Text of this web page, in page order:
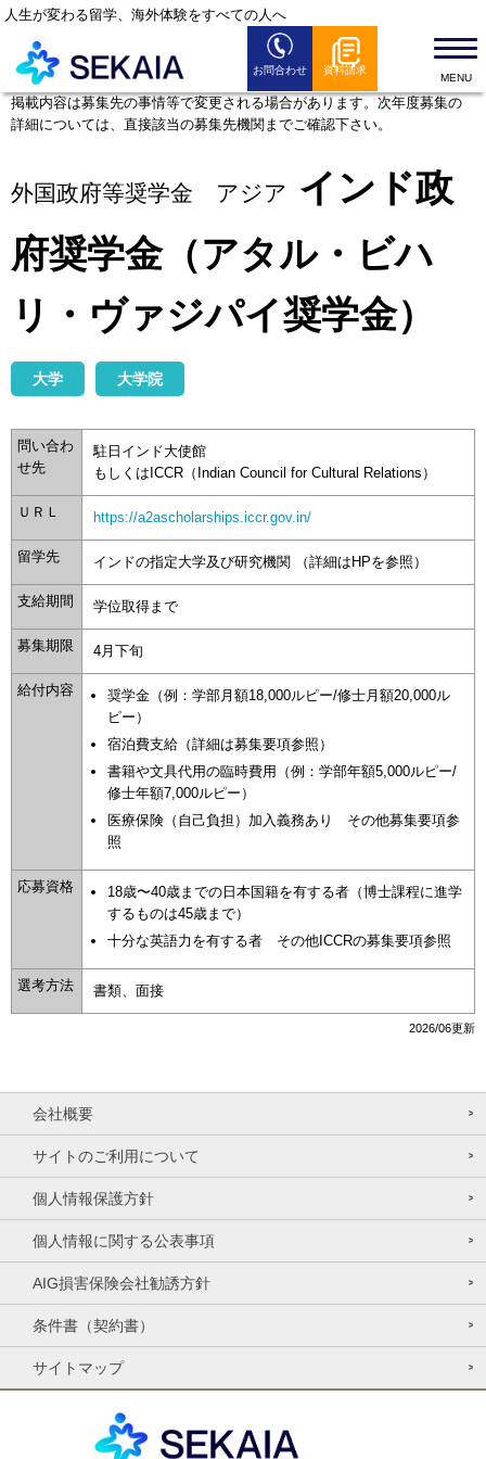
人生が変わる留学、海外体験をすべての人へ
お問合わせ 資料請求
SEKAIAとは
留学プログラム
全国のSEKAIAオフィス
よくある質問
掲載内容は募集先の事情等で変更される場合があります。次年度募集の
詳細については、直接該当の募集先機関までご確認下さい。
外国政府等奨学金 アジア
インド政
府奨学金（アタル・ビハ
リ・ヴァジパイ奨学金）
大学 大学院
問い合わ
せ先
駐日インド大使館
もしくはICCR（Indian Council for Cultural Relations）
ＵＲＬ https://a2ascholarships.iccr.gov.in/
留学先 インドの指定大学及び研究機関 （詳細はHPを参照）
支給期間 学位取得まで
募集期限 4月下旬
給付内容
奨学金（例：学部月額18,000ルピー/修士月額20,000ル
ピー）
宿泊費支給（詳細は募集要項参照）
書籍や文具代用の臨時費用（例：学部年額5,000ルピー/
修士年額7,000ルピー）
医療保険（自己負担）加入義務あり その他募集要項参
照
応募資格
18歳〜40歳までの日本国籍を有する者（博士課程に進学
するものは45歳まで）
十分な英語力を有する者 その他ICCRの募集要項参照
選考方法 書類、面接
2026/06更新
会社概要
サイトのご利用について
個人情報保護方針
個人情報に関する公表事項
AIG損害保険会社勧誘方針
条件書（契約書）
サイトマップ